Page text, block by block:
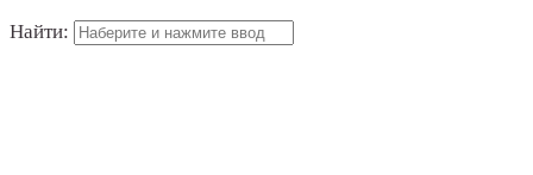
Найти: